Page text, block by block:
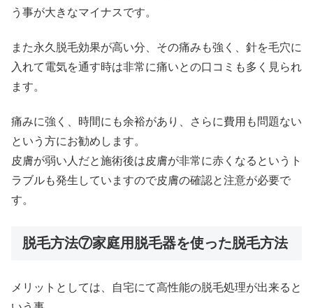
う事が大きなマイナスです。
また永久脱毛効果が高い分、その痛みも強く、針を毛穴に
入れて電気を通す時は非常に痛いとの口コミも多く見られ
ます。
痛みに強く、時間にも余裕があり、さらに費用も問題ない
という方にお勧めします。
皮膚が弱い人だと施術後は皮膚が非常に赤くなるというト
ラブルも発生していますので皮膚の確認と注意が必要で
す。
脱毛方法⑦家庭用脱毛器を使った脱毛方法
メリットとしては、自宅にて高性能の脱毛処理が出来ると